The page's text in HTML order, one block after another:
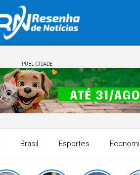
PUBLICIDADE
Brasil Esportes